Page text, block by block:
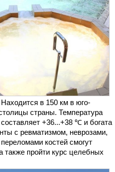
в 150 км в юго-
страны. Температура
+36...+38 ℃ и богата
с ревматизмом, неврозами,
костей смогут
также пройти курс целебных